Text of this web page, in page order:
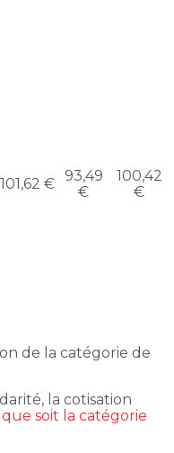
101,62 € 93,49
€
100,42
€
de la catégorie de
la cotisation
soit la catégorie